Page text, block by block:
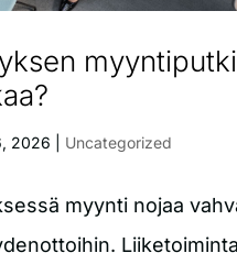
2026 Uncategorized
myynti nojaa